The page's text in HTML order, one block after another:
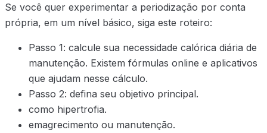
Se você quer experimentar a periodização por conta
própria, em um nível básico, siga este roteiro:
Passo 1: calcule sua necessidade calórica diária de
manutenção. Existem fórmulas online e aplicativos
que ajudam nesse cálculo.
Passo 2: defina seu objetivo principal.
como hipertrofia.
emagrecimento ou manutenção.